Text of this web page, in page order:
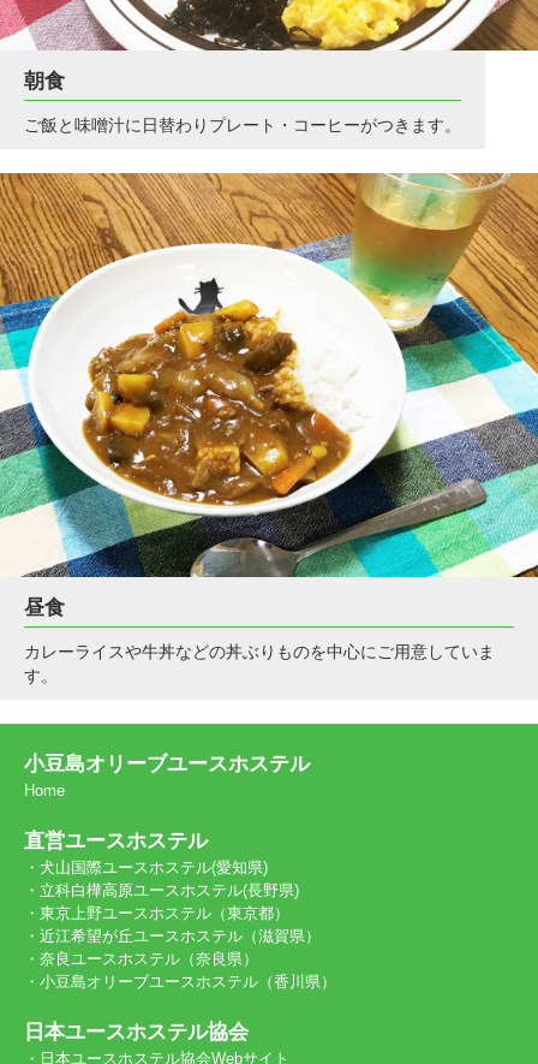
朝食
ご飯と味噌汁に日替わりプレート・コーヒーがつきます。
昼食
カレーライスや牛丼などの丼ぶりものを中心にご用意していま
す。
小豆島オリーブユースホステル
Home
直営ユースホステル
・犬山国際ユースホステル(愛知県)
・立科白樺高原ユースホステル(長野県)
・東京上野ユースホステル（東京都）
・近江希望が丘ユースホステル（滋賀県）
・奈良ユースホステル（奈良県）
・小豆島オリーブユースホステル（香川県）
日本ユースホステル協会
・日本ユースホステル協会Webサイト